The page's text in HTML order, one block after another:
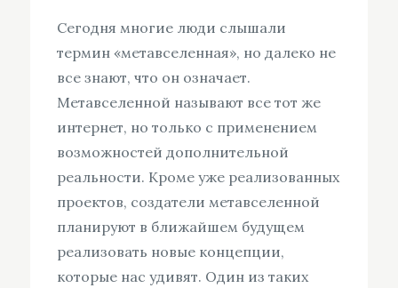
Сегодня многие люди слышали
термин «метавселенная», но далеко не
все знают, что он означает.
Метавселенной называют все тот же
интернет, но только с применением
возможностей дополнительной
реальности. Кроме уже реализованных
проектов, создатели метавселенной
планируют в ближайшем будущем
реализовать новые концепции,
которые нас удивят. Один из таких